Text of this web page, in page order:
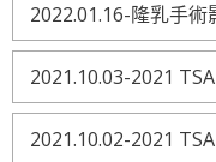
2022.01.16-隆乳手
2021.10.03-2021
2021.10.02-2021